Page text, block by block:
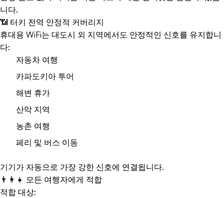
니다.
📶 터키 전역 안정적 커버리지
휴대용 WiFi는 대도시 외 지역에서도 안정적인 신호를 유지합니
다:
자동차 여행
카파도키아 투어
해변 휴가
산악 지역
농촌 여행
페리 및 버스 이동
기기가 자동으로 가장 강한 신호에 연결됩니다.
👨‍👩‍👧 모든 여행자에게 적합
적합 대상: